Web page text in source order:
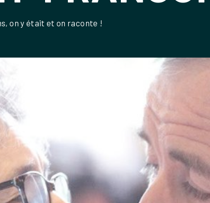
on y était et on raconte !